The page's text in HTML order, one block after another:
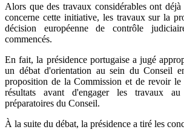
Alors que des travaux considérables ont
concerne cette initiative, les travaux sur la
décision européenne de contrôle
commencés.
En fait, la présidence portugaise a jugé
un débat d'orientation au sein du Conseil
proposition de la Commission et de revoir
résultats avant d'engager les travaux
préparatoires du Conseil.
À la suite du débat, la présidence a tiré les